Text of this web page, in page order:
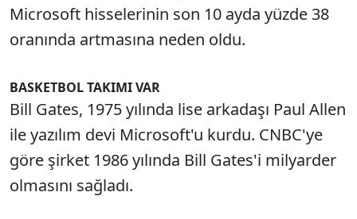
Microsoft hisselerinin son 10 ayda yüzde 38
oranında artmasına neden oldu.
BASKETBOL TAKIMI VAR
Bill Gates, 1975 yılında lise arkadaşı Paul Allen
ile yazılım devi Microsoft'u kurdu. CNBC'ye
göre şirket 1986 yılında Bill Gates'i milyarder
olmasını sağladı.